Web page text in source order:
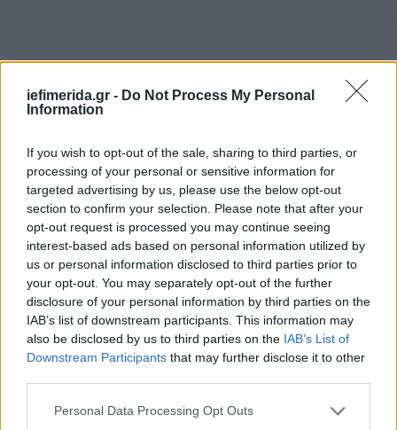
iefimerida.gr - Do Not Process My Personal
Information
If you wish to opt-out of the sale, sharing to third parties, or
processing of your personal or sensitive information for
targeted advertising by us, please use the below opt-out
section to confirm your selection. Please note that after your
opt-out request is processed you may continue seeing
interest-based ads based on personal information utilized by
us or personal information disclosed to third parties prior to
your opt-out. You may separately opt-out of the further
disclosure of your personal information by third parties on the
IAB’s list of downstream participants. This information may
also be disclosed by us to third parties on the IAB’s List of
Downstream Participants that may further disclose it to other
Please note that this website/app uses one or more Google
Personal Data Processing Opt Outs
Στο «τραπέζι» και δίωξη για τον 55χρονο
Η υπόθεση δεν περιορίζεται στα διοικητικά
πρόστιμα, καθώς η Εισαγγελία Πρωτοδικών έχει
διατάξει επείγουσα προκαταρκτική εξέταση για να
διερευνηθούν όλες οι πτυχές της υπόθεσης.